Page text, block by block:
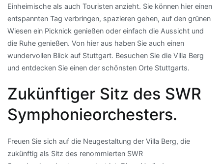
Einheimische als auch Touristen anzieht. Sie können hier einen
entspannten Tag verbringen, spazieren gehen, auf den grünen
Wiesen ein Picknick genießen oder einfach die Aussicht und
die Ruhe genießen. Von hier aus haben Sie auch einen
wundervollen Blick auf Stuttgart. Besuchen Sie die Villa Berg
und entdecken Sie einen der schönsten Orte Stuttgarts.
Zukünftiger Sitz des SWR
Symphonieorchesters.
Freuen Sie sich auf die Neugestaltung der Villa Berg, die
zukünftig als Sitz des renommierten SWR